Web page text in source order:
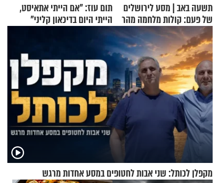
תשעה באב | מסע לירושלים
של פעם: קולות מלחמה מהר
הזיתים
תום עוז: "אם הייתי אתאיסט,
הייתי היום בדיכאון קליני"
מקפלן לכותל: שני אבות לחטופים במסע אחדות מרגש